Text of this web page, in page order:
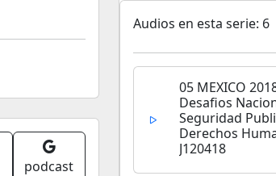
podcast
Audios en esta serie: 6
05 MEXICO
Desafios
Seguridad
Derechos
J120418